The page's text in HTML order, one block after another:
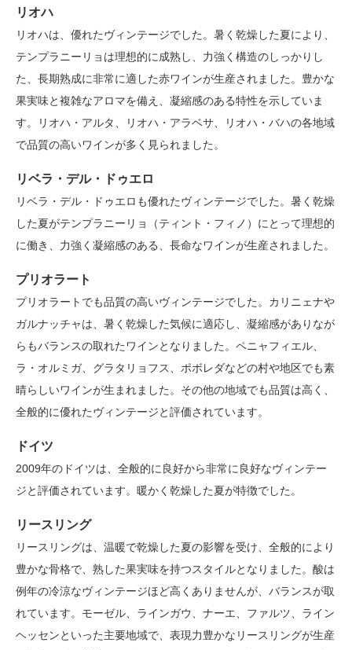
リオハ
リオハは、優れたヴィンテージでした。暑く乾燥した夏により、
テンプラニーリョは理想的に成熟し、力強く構造のしっかりし
た、長期熟成に非常に適した赤ワインが生産されました。豊かな
果実味と複雑なアロマを備え、凝縮感のある特性を示していま
す。リオハ・アルタ、リオハ・アラベサ、リオハ・バハの各地域
で品質の高いワインが多く見られました。
リベラ・デル・ドゥエロ
リベラ・デル・ドゥエロも優れたヴィンテージでした。暑く乾燥
した夏がテンプラニーリョ（ティント・フィノ）にとって理想的
に働き、力強く凝縮感のある、長命なワインが生産されました。
プリオラート
プリオラートでも品質の高いヴィンテージでした。カリニェナや
ガルナッチャは、暑く乾燥した気候に適応し、凝縮感がありなが
らもバランスの取れたワインとなりました。ペニャフィエル、
ラ・オルミガ、グラタリョフス、ポボレダなどの村や地区でも素
晴らしいワインが生まれました。その他の地域でも品質は高く、
全般的に優れたヴィンテージと評価されています。
ドイツ
2009年のドイツは、全般的に良好から非常に良好なヴィンテー
ジと評価されています。暖かく乾燥した夏が特徴でした。
リースリング
リースリングは、温暖で乾燥した夏の影響を受け、全般的により
豊かな骨格で、熟した果実味を持つスタイルとなりました。酸は
例年の冷涼なヴィンテージほど高くありませんが、バランスが取
れています。モーゼル、ラインガウ、ナーエ、ファルツ、ライン
ヘッセンといった主要地域で、表現力豊かなリースリングが生産